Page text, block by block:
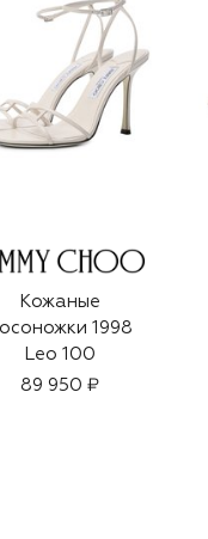
Кожаные
1998
Leo 100
89 950 ₽